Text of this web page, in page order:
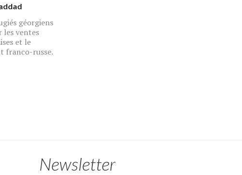
géorgiens
les ventes
et le
franco-russe.
Newsletter